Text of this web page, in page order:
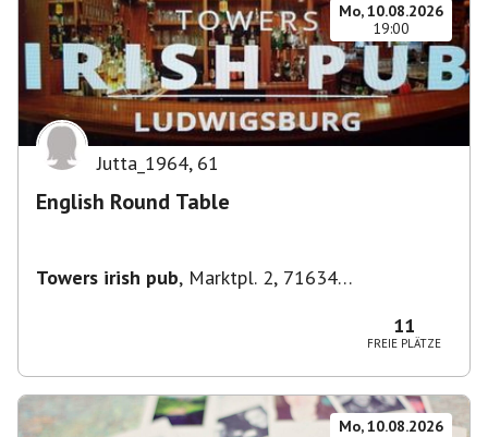
Mo, 10.08.2026
19:00
Jutta_1964, 61
English Round Table
Towers irish pub, Marktpl. 2, 71634
11
FREIE PLÄTZE
Mo, 10.08.2026